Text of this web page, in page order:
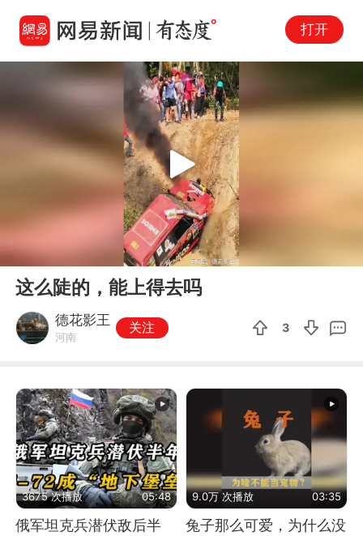
打开
00:00
Play
这么陡的，能上得去吗
德花影王
河南
关注 3
3675 次播放 05:48
俄军坦克兵潜伏敌后半
9.0万 次播放 03:35
兔子那么可爱，为什么没